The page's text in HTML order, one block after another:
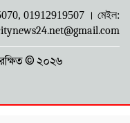
দেশ পুনর্গঠনে
01912919507 । মেইল:
© ২০২৬